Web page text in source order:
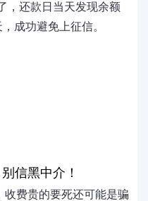
，还款日当天发现余额
成功避免上征信。
信黑中介！
费贵的要死还可能是骗